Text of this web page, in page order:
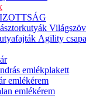
Agility
emlékplakett
emlékérem
emlékérem